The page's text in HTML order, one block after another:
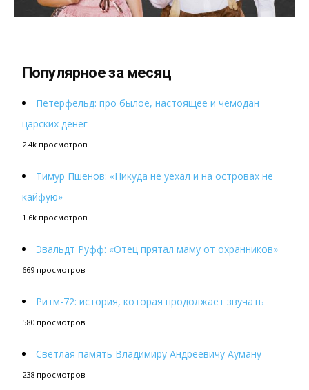
Популярное за месяц
Петерфельд: про былое, настоящее и чемодан
царских денег
2.4k просмотров
Тимур Пшенов: «Никуда не уехал и на островах не
кайфую»
1.6k просмотров
Эвальдт Руфф: «Отец прятал маму от охранников»
669 просмотров
Ритм-72: история, которая продолжает звучать
580 просмотров
Светлая память Владимиру Андреевичу Ауману
238 просмотров